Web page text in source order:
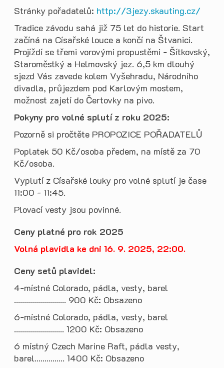
Stránky pořadatelů: http://3jezy.skauting.cz/
Tradice závodu sahá již 75 let do historie. Start
začíná na Císařské louce a končí na Štvanici.
Projíždí se třemi vorovými propustěmi - Šítkovský,
Staroměstký a Helmovský jez. 6,5 km dlouhý
sjezd Vás zavede kolem Vyšehradu, Národního
divadla, průjezdem pod Karlovým mostem,
možnost zajetí do Čertovky na pivo.
Pokyny pro volné splutí z roku 2025:
Pozorně si pročtěte PROPOZICE POŘADATELŮ
Poplatek 50 Kč/osoba předem, na místě za 70
Kč/osoba.
Vyplutí z Císařské louky pro volné splutí je čase
11:00 - 11:45.
Plovací vesty jsou povinné.
Ceny platné pro rok 2025
Volná plavidla ke dni 16. 9. 2025, 22:00.
Ceny setů plavidel:
4-místné Colorado, pádla, vesty, barel
.......................... 900 Kč: Obsazeno
6-místné Colorado, pádla, vesty, barel
......................... 1200 Kč: Obsazeno
6 místný Czech Marine Raft, pádla vesty,
barel............... 1400 Kč: Obsazeno